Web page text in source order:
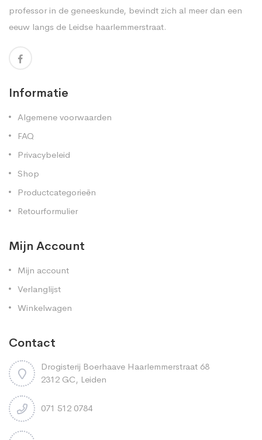
professor in de geneeskunde, bevindt zich al meer dan een
eeuw langs de Leidse haarlemmerstraat.
Informatie
Algemene voorwaarden
FAQ
Privacybeleid
Shop
Productcategorieën
Retourformulier
Mijn Account
Mijn account
Verlanglijst
Winkelwagen
Contact
Drogisterij Boerhaave Haarlemmerstraat 68
2312 GC, Leiden
071 512 0784